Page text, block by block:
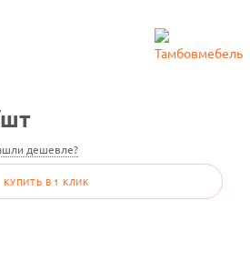
дешевле?
КУПИТЬ В 1 КЛИК